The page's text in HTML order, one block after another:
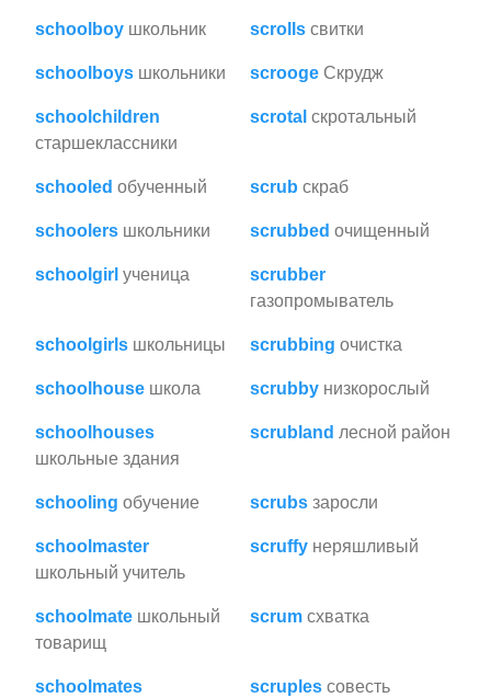
schoolboy школьник scrolls свитки
schoolboys школьники scrooge Скрудж
schoolchildren
старшеклассники
scrotal скротальный
schooled обученный scrub скраб
schoolers школьники scrubbed очищенный
schoolgirl ученица
scrubber
газопромыватель
schoolgirls школьницы scrubbing очистка
schoolhouse школа scrubby низкорослый
schoolhouses
школьные здания
scrubland лесной район
schooling обучение scrubs заросли
schoolmaster
школьный учитель
scruffy неряшливый
schoolmate школьный
товарищ
scrum схватка
schoolmates
scruples совесть